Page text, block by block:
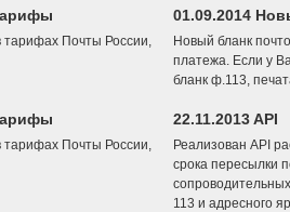
тарифах Почты России,
01.09.2014
Новый бланк
платежа. Если у
бланк ф.113,
тарифах Почты России,
22.11.2013 API
Реализован API
срока пересылки
113 и адресного